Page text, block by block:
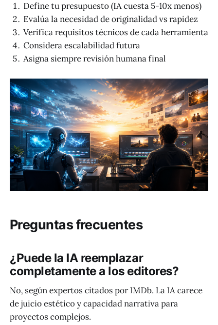
Define tu presupuesto (IA cuesta 5-10x menos)
Evalúa la necesidad de originalidad vs rapidez
Verifica requisitos técnicos de cada herramienta
Considera escalabilidad futura
Asigna siempre revisión humana final
Preguntas frecuentes
¿Puede la IA reemplazar
completamente a los editores?
No, según expertos citados por IMDb. La IA carece
de juicio estético y capacidad narrativa para
proyectos complejos.